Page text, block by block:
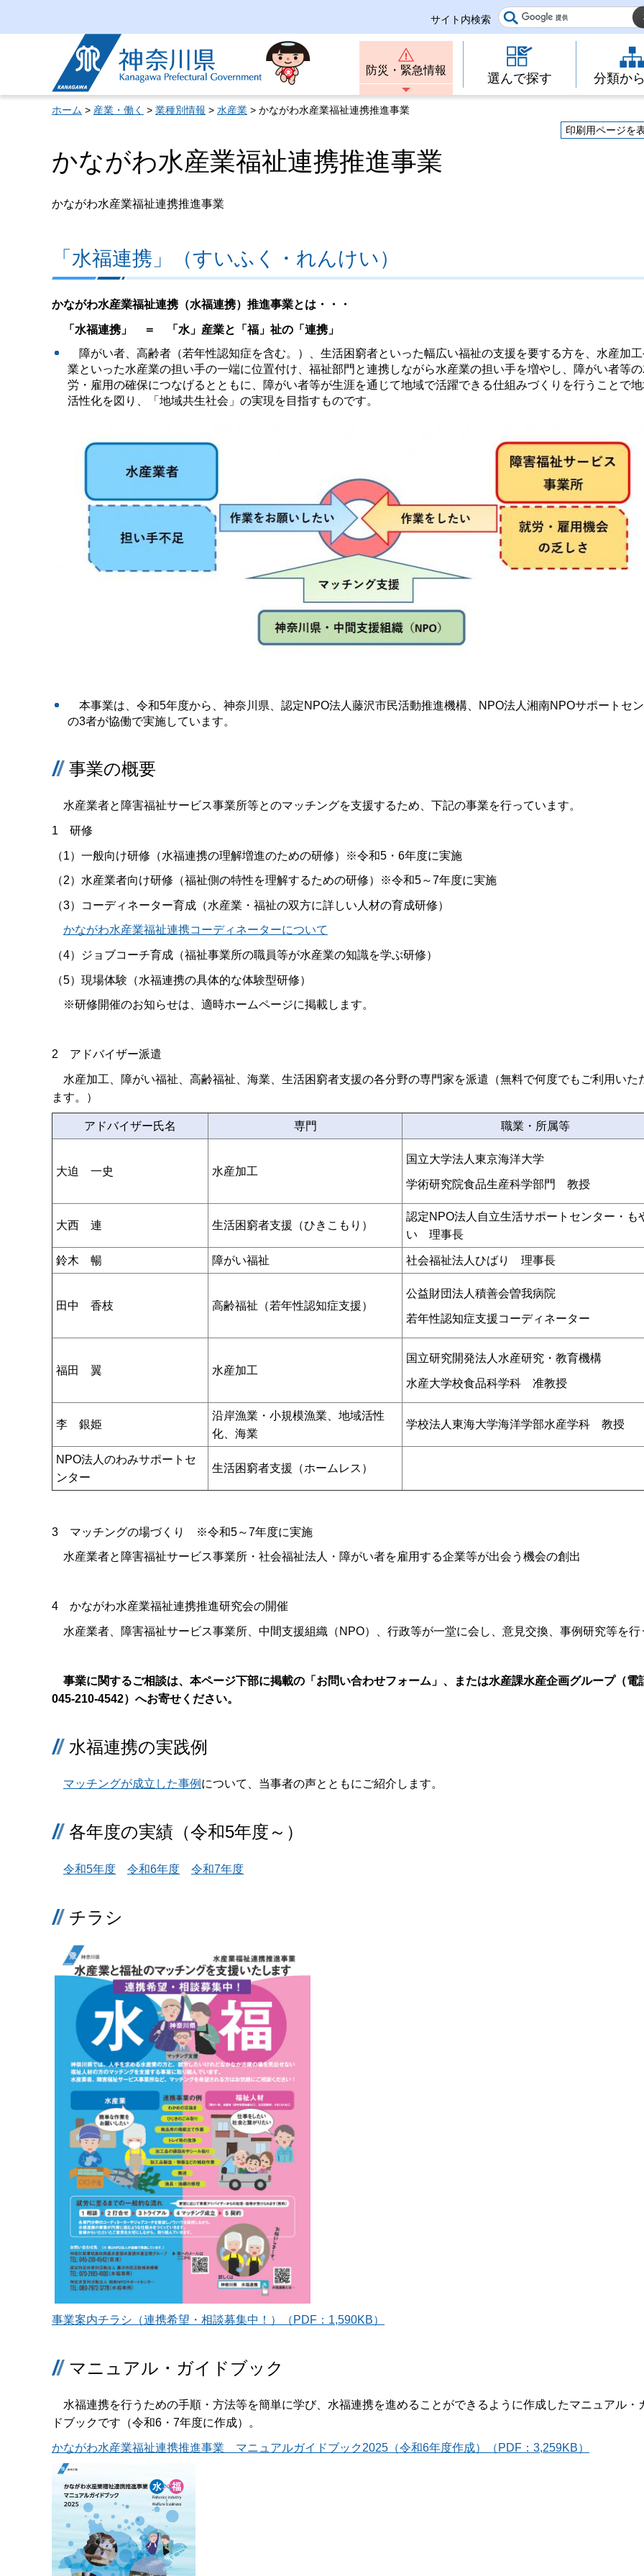
サイト内検索
神奈川県
防災・緊急情報
選んで探す 分類か
ホーム > 産業・働く > 業種別情報 > 水産業 > かながわ水産業福祉連携推進事業
印刷用ページを
かながわ水産業福祉連携推進事業
かながわ水産業福祉連携推進事業
「水福連携」（すいふく・れんけい）
かながわ水産業福祉連携（水福連携）推進事業とは・・・
「水福連携」 ＝ 「水」産業と「福」祉の「連携」
障がい者、高齢者（若年性認知症を含む。）、生活困窮者といった幅広い福祉の支援を要する方を、水産加
業といった水産業の担い手の一端に位置付け、福祉部門と連携しながら水産業の担い手を増やし、障がい者等
労・雇用の確保につなげるとともに、障がい者等が生涯を通じて地域で活躍できる仕組みづくりを行うことで
活性化を図り、「地域共生社会」の実現を目指すものです。
本事業は、令和5年度から、神奈川県、認定NPO法人藤沢市民活動推進機構、NPO法人湘南NPOサポートセ
の3者が協働で実施しています。
事業の概要
水産業者と障害福祉サービス事業所等とのマッチングを支援するため、下記の事業を行っています。
1 研修
（1）一般向け研修（水福連携の理解増進のための研修）※令和5・6年度に実施
（2）水産業者向け研修（福祉側の特性を理解するための研修）※令和5～7年度に実施
（3）コーディネーター育成（水産業・福祉の双方に詳しい人材の育成研修）
かながわ水産業福祉連携コーディネーターについて
（4）ジョブコーチ育成（福祉事業所の職員等が水産業の知識を学ぶ研修）
（5）現場体験（水福連携の具体的な体験型研修）
※研修開催のお知らせは、適時ホームページに掲載します。
2 アドバイザー派遣
水産加工、障がい福祉、高齢福祉、海業、生活困窮者支援の各分野の専門家を派遣（無料で何度でもご利用いた
ます。）
アドバイザー氏名 専門 職業・所属等
大迫 一史 水産加工
国立大学法人東京海洋大学
学術研究院食品生産科学部門 教授
大西 連 生活困窮者支援（ひきこもり）
認定NPO法人自立生活サポートセンター・も
い 理事長
鈴木 暢 障がい福祉 社会福祉法人ひばり 理事長
田中 香枝 高齢福祉（若年性認知症支援）
公益財団法人積善会曽我病院
若年性認知症支援コーディネーター
福田 翼 水産加工
国立研究開発法人水産研究・教育機構
水産大学校食品科学科 准教授
李 銀姫
沿岸漁業・小規模漁業、地域活性
化、海業
学校法人東海大学海洋学部水産学科 教授
NPO法人のわみサポートセ
ンター
生活困窮者支援（ホームレス）
3 マッチングの場づくり ※令和5～7年度に実施
水産業者と障害福祉サービス事業所・社会福祉法人・障がい者を雇用する企業等が出会う機会の創出
4 かながわ水産業福祉連携推進研究会の開催
水産業者、障害福祉サービス事業所、中間支援組織（NPO）、行政等が一堂に会し、意見交換、事例研究等を行
事業に関するご相談は、本ページ下部に掲載の「お問い合わせフォーム」、または水産課水産企画グループ（電
045-210-4542）へお寄せください。
水福連携の実践例
マッチングが成立した事例 について、当事者の声とともにご紹介します。
各年度の実績（令和5年度～）
令和5年度 令和6年度 令和7年度
チラシ
事業案内チラシ（連携希望・相談募集中！）（PDF：1,590KB）
マニュアル・ガイドブック
水福連携を行うための手順・方法等を簡単に学び、水福連携を進めることができるように作成したマニュアル・
ドブックです（令和6・7年度に作成）。
かながわ水産業福祉連携推進事業 マニュアルガイドブック2025（令和6年度作成）（PDF：3,259KB）